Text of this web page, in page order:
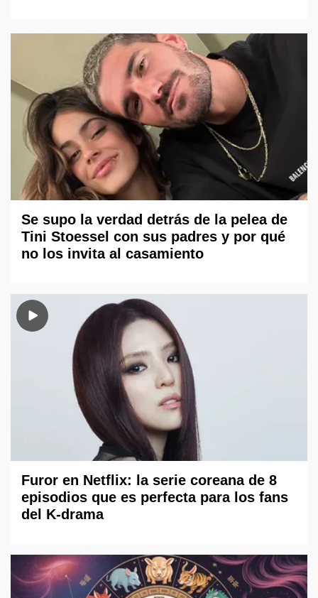
Se supo la verdad detrás de la pelea de
Tini Stoessel con sus padres y por qué
no los invita al casamiento
Furor en Netflix: la serie coreana de 8
episodios que es perfecta para los fans
del K-drama